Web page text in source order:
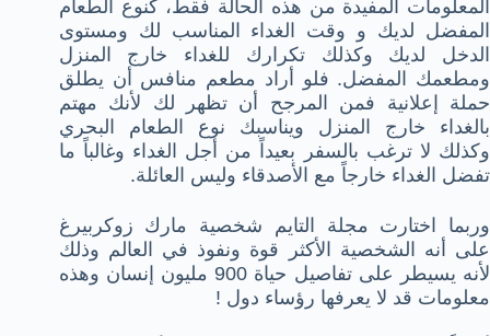
المعلومات المفيدة من هذه الحالة فقط، كنوع الطعام
المفضل لديك و وقت الغداء المناسب لك ومستوى
الدخل لديك وكذلك تكرارك للغداء خارج المنزل
ومطعمك المفضل. فلو أراد مطعم منافس أن يطلق
حملة إعلانية فمن المرجح أن تظهر لك لأنك مهتم
بالغداء خارج المنزل ويناسبك نوع الطعام البحري
وكذلك لا ترغب بالسفر بعيداً من أجل الغداء وغالباً ما
تفضل الغداء خارجاً مع الأصدقاء وليس العائلة.
وربما اختارت مجلة التايم شخصية مارك زوكربيرغ
على أنه الشخصية الأكثر قوة ونفوذ في العالم وذلك
لأنه يسيطر على تفاصيل حياة 900 مليون إنسان وهذه
معلومات قد لا يعرفها رؤساء دول !